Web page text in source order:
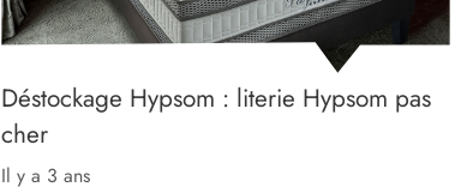
Déstockage Hypsom : literie Hypsom pas
cher
il y a 3 ans